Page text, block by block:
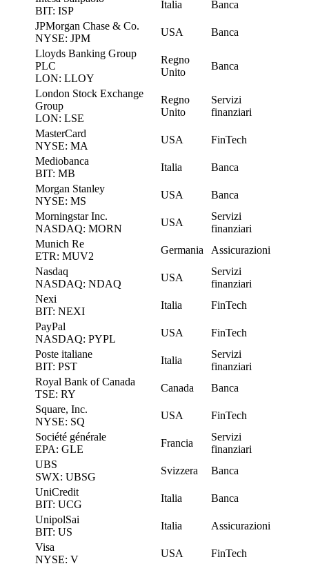
BIT: ISP
Italia
Banca
JPMorgan Chase & Co.
NYSE: JPM
USA
Banca
Lloyds Banking Group
PLC
LON: LLOY
Regno
Unito
Banca
London Stock Exchange
Group
LON: LSE
Regno
Unito
Servizi
finanziari
MasterCard
NYSE: MA
USA
FinTech
Mediobanca
BIT: MB
Italia
Banca
Morgan Stanley
NYSE: MS
USA
Banca
Morningstar Inc.
NASDAQ: MORN
USA
Servizi
finanziari
Munich Re
ETR: MUV2
Germania
Assicurazioni
Nasdaq
NASDAQ: NDAQ
USA
Servizi
finanziari
Nexi
BIT: NEXI
Italia
FinTech
PayPal
NASDAQ: PYPL
USA
FinTech
Poste italiane
BIT: PST
Italia
Servizi
finanziari
Royal Bank of Canada
TSE: RY
Canada
Banca
Square, Inc.
NYSE: SQ
USA
FinTech
Société générale
EPA: GLE
Francia
Servizi
finanziari
UBS
SWX: UBSG
Svizzera
Banca
UniCredit
BIT: UCG
Italia
Banca
UnipolSai
BIT: US
Italia
Assicurazioni
Visa
NYSE: V
USA
FinTech